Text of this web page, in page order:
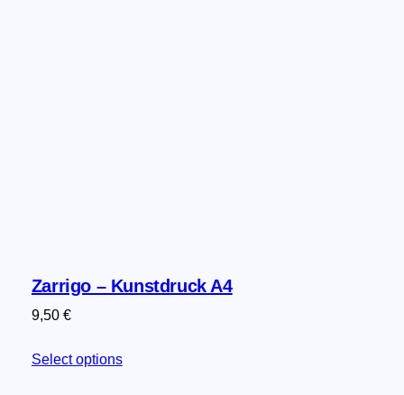
Zarrigo – Kunstdruck A4
9,50 €
Select options